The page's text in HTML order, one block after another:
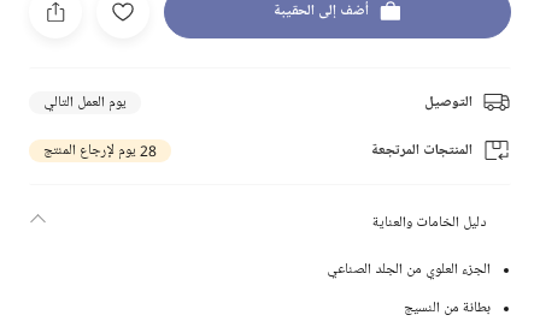
أضف إلى الحقيبة
التوصيل يوم العمل التالي
المنتجات المرتجعة 28 يوم لإرجاع المنتج
دليل الخامات والعناية
الجزء العلوي من الجلد الصناعي
بطانة من النسيج